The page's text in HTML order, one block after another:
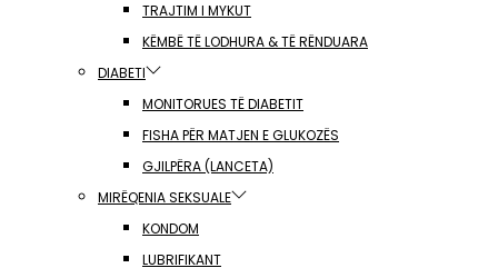
TRAJTIM I MYKUT
KËMBË TË LODHURA & TË RËNDUARA
DIABETI
MONITORUES TË DIABETIT
FISHA PËR MATJEN E GLUKOZËS
GJILPËRA (LANCETA)
MIRËQENIA SEKSUALE
KONDOM
LUBRIFIKANT